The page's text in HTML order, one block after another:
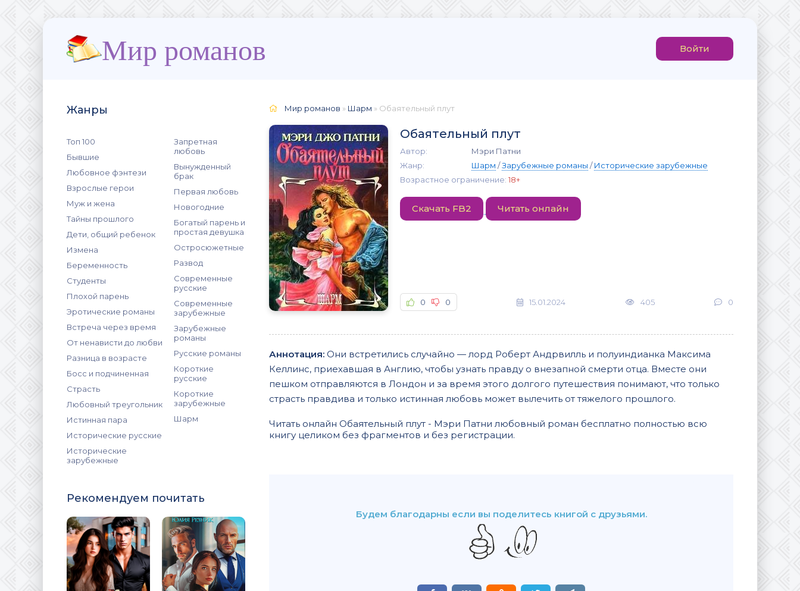
Мир романов Войти
Жанры
Топ 100
Бывшие
Любовное фэнтези
Взрослые герои
Муж и жена
Тайны прошлого
Дети, общий ребенок
Измена
Беременность
Студенты
Плохой парень
Эротические романы
Встреча через время
От ненависти до любви
Разница в возрасте
Босс и подчиненная
Страсть
Любовный треугольник
Истинная пара
Исторические русские
Исторические
зарубежные
Запретная
любовь
Вынужденный
брак
Первая любовь
Новогодние
Богатый парень и
простая девушка
Остросюжетные
Развод
Современные
русские
Современные
зарубежные
Зарубежные
романы
Русские романы
Короткие
русские
Короткие
зарубежные
Шарм
Рекомендуем почитать
Мир романов » Шарм » Обаятельный плут
Обаятельный плут
Автор:
Мэри Патни
Жанр:
Шарм /Зарубежные романы /Исторические зарубежные
Возрастное ограничение: 18+
Скачать FB2 Читать онлайн
0 0 15.01.2024 405 0
Аннотация: Они встретились случайно — лорд Роберт Андрвилль и полуиндианка Максима
Келлинс, приехавшая в Англию, чтобы узнать правду о внезапной смерти отца. Вместе они
пешком отправляются в Лондон и за время этого долгого путешествия понимают, что только
страсть правдива и только истинная любовь может вылечить от тяжелого прошлого.
Читать онлайн Обаятельный плут - Мэри Патни любовный роман бесплатно полностью всю
книгу целиком без фрагментов и без регистрации.
Будем благодарны если вы поделитесь книгой с друзьями.